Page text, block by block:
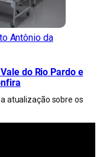
Antônio da
do Rio Pardo e
atualização sobre os